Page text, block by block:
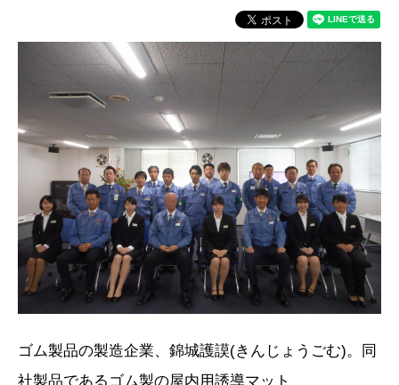
ゴム製品の製造企業、錦城護謨(きんじょうごむ)。同
社製品であるゴム製の屋内用誘導マット